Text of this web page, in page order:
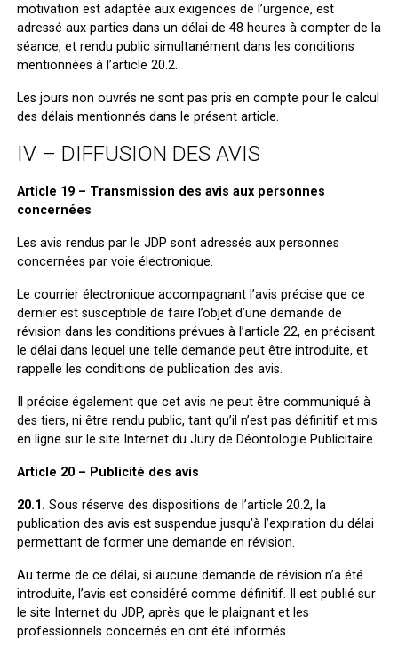
motivation est adaptée aux exigences de l’urgence, est
adressé aux parties dans un délai de 48 heures à compter de la
séance, et rendu public simultanément dans les conditions
mentionnées à l’article 20.2.
Les jours non ouvrés ne sont pas pris en compte pour le calcul
des délais mentionnés dans le présent article.
IV – DIFFUSION DES AVIS
Article 19 – Transmission des avis aux personnes
concernées
Les avis rendus par le JDP sont adressés aux personnes
concernées par voie électronique.
Le courrier électronique accompagnant l’avis précise que ce
dernier est susceptible de faire l’objet d’une demande de
révision dans les conditions prévues à l’article 22, en précisant
le délai dans lequel une telle demande peut être introduite, et
rappelle les conditions de publication des avis.
Il précise également que cet avis ne peut être communiqué à
des tiers, ni être rendu public, tant qu’il n’est pas définitif et mis
en ligne sur le site Internet du Jury de Déontologie Publicitaire.
Article 20 – Publicité des avis
20.1. Sous réserve des dispositions de l’article 20.2, la
publication des avis est suspendue jusqu’à l’expiration du délai
permettant de former une demande en révision.
Au terme de ce délai, si aucune demande de révision n’a été
introduite, l’avis est considéré comme définitif. Il est publié sur
le site Internet du JDP, après que le plaignant et les
professionnels concernés en ont été informés.